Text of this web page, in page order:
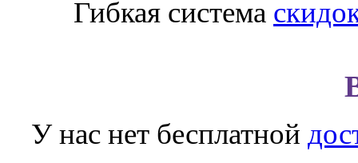
Гибкая система
У нас нет бесплатной